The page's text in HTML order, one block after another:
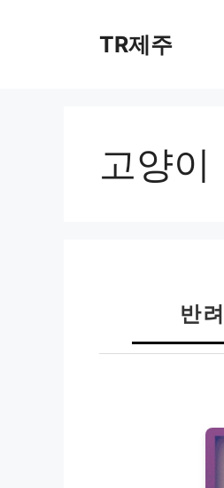
TR제주
고양이
반